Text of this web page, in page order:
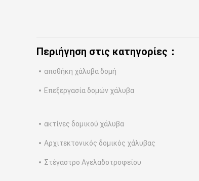
Περιήγηση στις κατηγορίες：
αποθήκη χάλυβα δομή
Επεξεργασία δομών χάλυβα
ακτίνες δομικού χάλυβα
Αρχιτεκτονικός δομικός χάλυβας
Στέγαστρο Αγελαδοτροφείου